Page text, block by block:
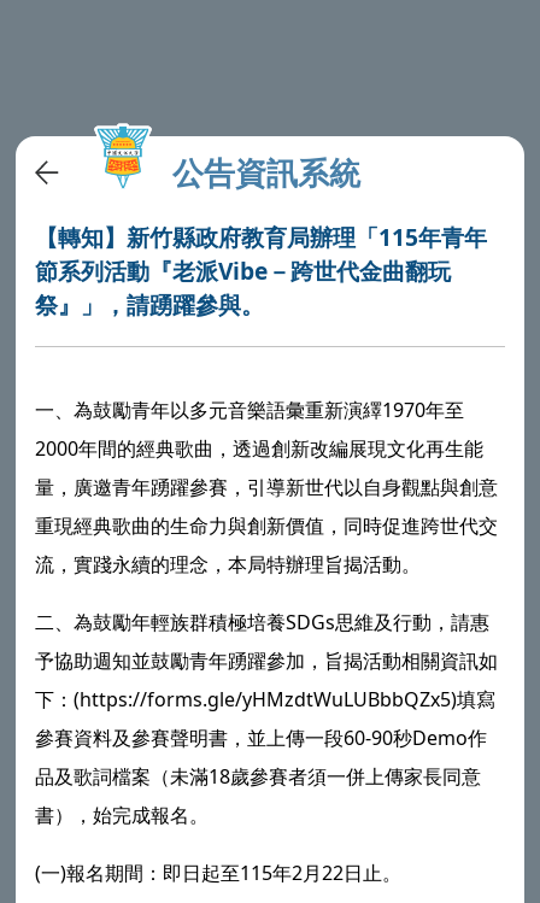
公告資訊系統
【轉知】新竹縣政府教育局辦理「115年青年
節系列活動『老派Vibe－跨世代金曲翻玩
祭』」，請踴躍參與。
一、為鼓勵青年以多元音樂語彙重新演繹1970年至
2000年間的經典歌曲，透過創新改編展現文化再生能
量，廣邀青年踴躍參賽，引導新世代以自身觀點與創意
重現經典歌曲的生命力與創新價值，同時促進跨世代交
流，實踐永續的理念，本局特辦理旨揭活動。
二、為鼓勵年輕族群積極培養SDGs思維及行動，請惠
予協助週知並鼓勵青年踴躍參加，旨揭活動相關資訊如
下：(https://forms.gle/yHMzdtWuLUBbbQZx5)填寫
參賽資料及參賽聲明書，並上傳一段60-90秒Demo作
品及歌詞檔案（未滿18歲參賽者須一併上傳家長同意
書），始完成報名。
(一)報名期間：即日起至115年2月22日止。